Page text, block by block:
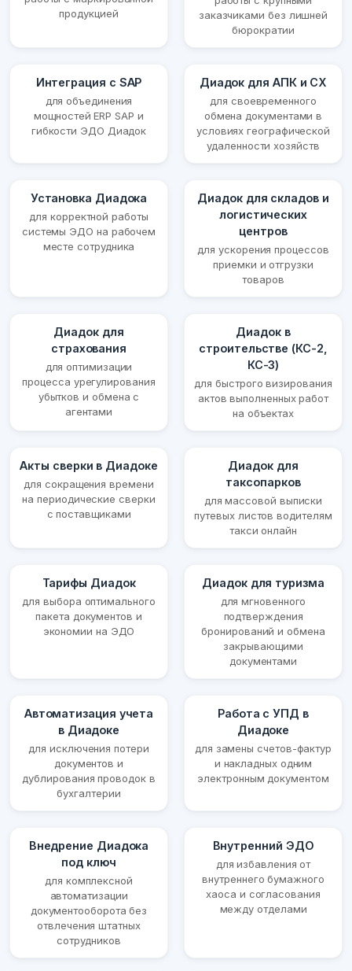
продукцией
заказчиками без лишней
бюрократии
Интеграция с SAP
для объединения
мощностей ERP SAP и
гибкости ЭДО Диадок
Диадок для АПК и СХ
для своевременного
обмена документами в
условиях географической
удаленности хозяйств
Установка Диадока
для корректной работы
системы ЭДО на рабочем
месте сотрудника
Диадок для складов и
логистических
центров
для ускорения процессов
приемки и отгрузки
товаров
Диадок для
страхования
для оптимизации
процесса урегулирования
убытков и обмена с
агентами
Диадок в
строительстве (КС-2,
КС-3)
для быстрого визирования
актов выполненных работ
на объектах
Акты сверки в Диадоке
для сокращения времени
на периодические сверки
с поставщиками
Диадок для
таксопарков
для массовой выписки
путевых листов водителям
такси онлайн
Тарифы Диадок
для выбора оптимального
пакета документов и
экономии на ЭДО
Диадок для туризма
для мгновенного
подтверждения
бронирований и обмена
закрывающими
документами
Автоматизация учета
в Диадоке
для исключения потери
документов и
дублирования проводок в
бухгалтерии
Работа с УПД в
Диадоке
для замены счетов-фактур
и накладных одним
электронным документом
Внедрение Диадока
под ключ
для комплексной
автоматизации
документооборота без
отвлечения штатных
сотрудников
Внутренний ЭДО
для избавления от
внутреннего бумажного
хаоса и согласования
между отделами